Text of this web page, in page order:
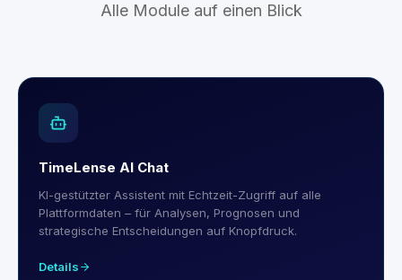
Alle Module auf einen Blick
TimeLense AI Chat
KI-gestützter Assistent mit Echtzeit-Zugriff auf alle
Plattformdaten – für Analysen, Prognosen und
strategische Entscheidungen auf Knopfdruck.
Details